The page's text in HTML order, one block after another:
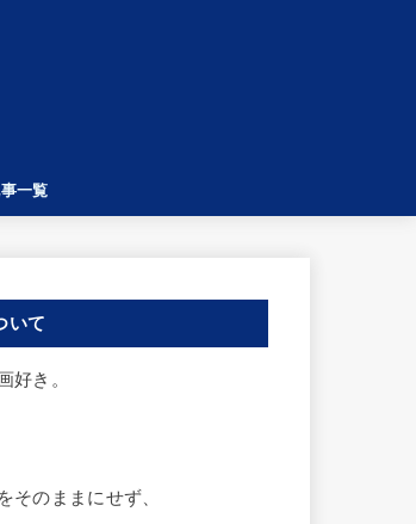
一覧
いて
好き。
そのままにせず、